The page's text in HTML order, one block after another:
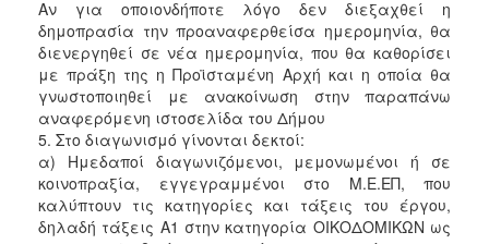
Αν για οποιονδήποτε λόγο δεν διεξαχθεί η
δημοπρασία την προαναφερθείσα ημερομηνία, θα
διενεργηθεί σε νέα ημερομηνία, που θα καθορίσει
με πράξη της η Προϊσταμένη Αρχή και η οποία θα
γνωστοποιηθεί με ανακοίνωση στην παραπάνω
αναφερόμενη ιστοσελίδα του Δήμου
5. Στο διαγωνισμό γίνονται δεκτοί:
α) Ημεδαποί διαγωνιζόμενοι, μεμονωμένοι ή σε
κοινοπραξία, εγγεγραμμένοι στο Μ.Ε.ΕΠ, που
καλύπτουν τις κατηγορίες και τάξεις του έργου,
δηλαδή τάξεις Α1 στην κατηγορία ΟΙΚΟΔΟΜΙΚΩΝ ως